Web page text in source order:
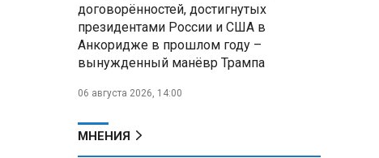
договорённостей, достигнутых
президентами России и США в
Анкоридже в прошлом году –
вынужденный манёвр Трампа
06 августа 2026, 14:00
МНЕНИЯ